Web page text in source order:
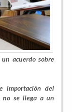
acuerdo sobre
importación del
no se llega a un